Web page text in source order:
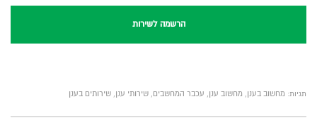
הרשמה לשירות
תגיות: מחשוב בענן, מחשוב ענן, עכבר המחשבים, שירותי ענן, שירותים בענן